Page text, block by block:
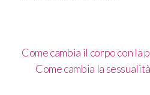
Come cambia il corpo con la
Come cambia la